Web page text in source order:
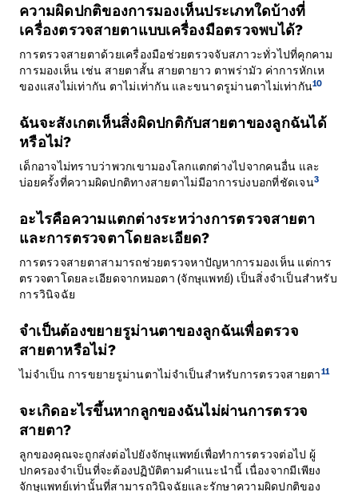
ความผิดปกติของการมองเห็นประเภทใดบ้างที่
เครื่องตรวจสายตาแบบเครื่องมือตรวจพบได้?
การตรวจสายตาด้วยเครื่องมือช่วยตรวจจับสภาวะทั่วไปที่คุกคาม
การมองเห็น เช่น สายตาสั้น สายตายาว ตาพร่ามัว ค่าการหักเห
ของแสงไม่เท่ากัน ตาไม่เท่ากัน และขนาดรูม่านตาไม่เท่ากัน10
ฉันจะสังเกตเห็นสิ่งผิดปกติกับสายตาของลูกฉันได้
หรือไม่?
เด็กอาจไม่ทราบว่าพวกเขามองโลกแตกต่างไปจากคนอื่น และ
บ่อยครั้งที่ความผิดปกติทางสายตาไม่มีอาการบ่งบอกที่ชัดเจน3
อะไรคือความแตกต่างระหว่างการตรวจสายตา
และการตรวจตาโดยละเอียด?
การตรวจสายตาสามารถช่วยตรวจหาปัญหาการมองเห็น แต่การ
ตรวจตาโดยละเอียดจากหมอตา (จักษุแพทย์) เป็นสิ่งจำเป็นสำหรับ
การวินิจฉัย
จำเป็นต้องขยายรูม่านตาของลูกฉันเพื่อตรวจ
สายตาหรือไม่?
ไม่จำเป็น การขยายรูม่านตาไม่จำเป็นสำหรับการตรวจสายตา11
จะเกิดอะไรขึ้นหากลูกของฉันไม่ผ่านการตรวจ
สายตา?
ลูกของคุณจะถูกส่งต่อไปยังจักษุแพทย์เพื่อทำการตรวจต่อไป ผู้
ปกครองจำเป็นที่จะต้องปฏิบัติตามคำแนะนำนี้ เนื่องจากมีเพียง
จักษุแพทย์เท่านั้นที่สามารถวินิจฉัยและรักษาความผิดปกติของ